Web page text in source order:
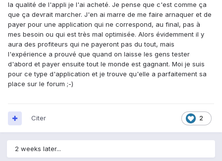
la qualité de l'appli je l'ai acheté. Je pense que c'est comme ça
que ça devrait marcher. J'en ai marre de me faire arnaquer et de
payer pour une application qui ne correspond, au final, pas à
mes besoin ou qui est très mal optimisée. Alors évidemment il y
aura des profiteurs qui ne payeront pas du tout, mais
l'expérience a prouvé que quand on laisse les gens tester
d'abord et payer ensuite tout le monde est gagnant. Moi je suis
pour ce type d'application et je trouve qu'elle a parfaitement sa
place sur le forum ;-)
2
Citer
2 weeks later...